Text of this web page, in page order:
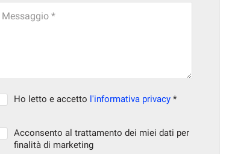
Messaggio *
Ho letto e accetto l'informativa privacy *
Acconsento al trattamento dei miei dati per
finalità di marketing